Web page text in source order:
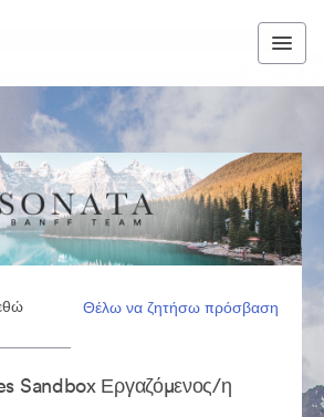
Θέλω να ζητήσω πρόσβαση
Sandbox Εργαζόμενος/η